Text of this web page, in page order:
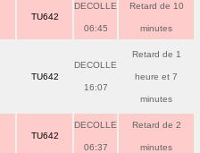
TU642
DECOLLE
06:45
Retard de 10
minutes
TU642
DECOLLE
16:07
Retard de 1
heure et 7
minutes
TU642
DECOLLE
06:37
Retard de 2
minutes